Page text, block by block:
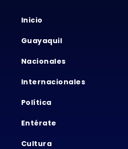
Inicio
Guayaquil
Nacionales
Internacionales
Política
Entérate
Cultura